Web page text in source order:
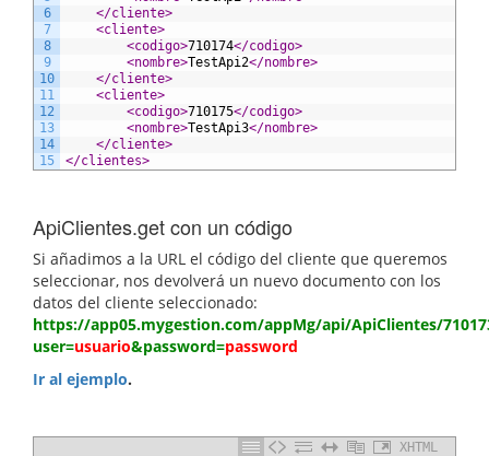
6
7
8
9
10
11
12
13
14
15
</cliente>
<cliente>
<codigo>710174</codigo>
<nombre>TestApi2</nombre>
</cliente>
<cliente>
<codigo>710175</codigo>
<nombre>TestApi3</nombre>
</cliente>
</clientes>
ApiClientes.get con un código
Si añadimos a la URL el código del cliente que queremos
seleccionar, nos devolverá un nuevo documento con los
datos del cliente seleccionado:
https://app05.mygestion.com/appMg/api/ApiClientes/
user=usuario&password=password
Ir al ejemplo.
XHTML